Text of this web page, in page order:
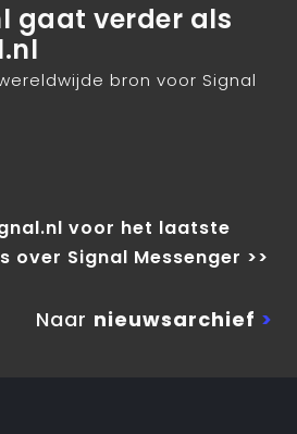
gaat verder als
bron voor Signal
voor het laatste
over Signal Messenger >>
Naar nieuwsarchief >